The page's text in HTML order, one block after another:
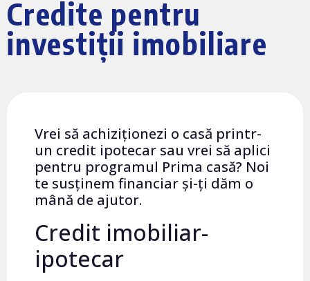
Credite pentru
investiții imobiliare
Vrei să achiziționezi o casă printr-
un credit ipotecar sau vrei să aplici
pentru programul Prima casă? Noi
te susținem financiar și-ți dăm o
mână de ajutor.
Credit imobiliar-
ipotecar